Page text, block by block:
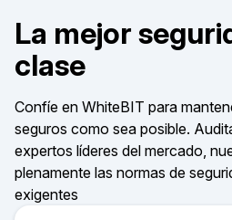
La mejor
clase
Confíe en WhiteBIT para
seguros como sea posible.
expertos líderes del mercado,
plenamente las normas de
exigentes